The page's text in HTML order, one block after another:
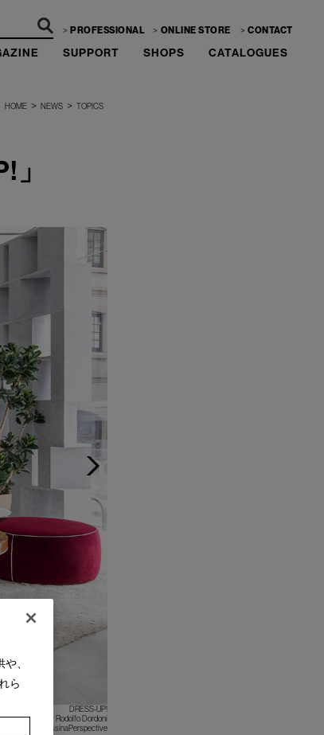
PROFESSIONAL ONLINE STORE CONTACT
SUPPORT SHOPS CATALOGUES
HOME > NEWS > TOPICS
DRESS-UP!
designed by Rodolfo Dordoni
#TheCassinaPerspective
、
ら